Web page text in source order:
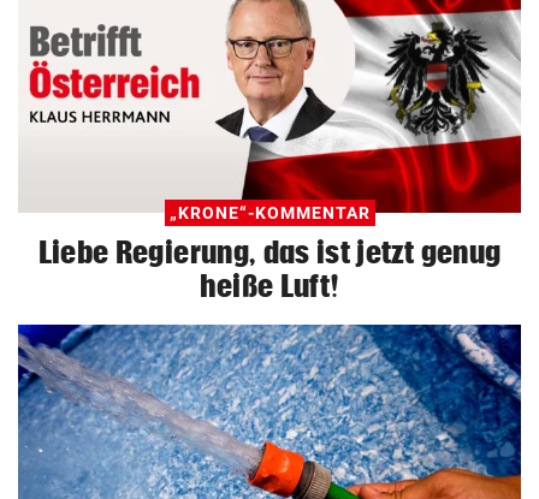
„KRONE“-KOMMENTAR
Liebe Regierung, das ist jetzt genug
heiße Luft!